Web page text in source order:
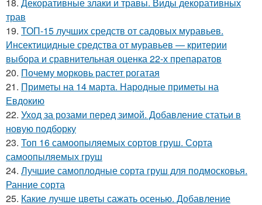
18. Декоративные злаки и травы. Виды декоративных
трав
19. ТОП-15 лучших средств от садовых муравьев.
Инсектицидные средства от муравьев — критерии
выбора и сравнительная оценка 22-х препаратов
20. Почему морковь растет рогатая
21. Приметы на 14 марта. Народные приметы на
Евдокию
22. Уход за розами перед зимой. Добавление статьи в
новую подборку
23. Топ 16 самоопыляемых сортов груш. Сорта
самоопыляемых груш
24. Лучшие самоплодные сорта груш для подмосковья.
Ранние сорта
25. Какие лучше цветы сажать осенью. Добавление